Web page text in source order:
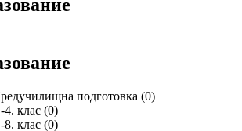
подготовка (0)
4. клас (0)
8. клас (0)